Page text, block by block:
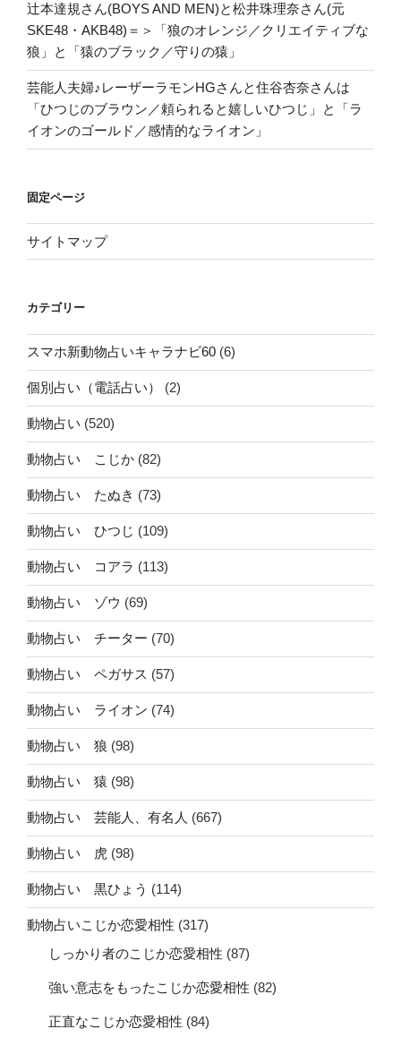
辻本達規さん(BOYS AND MEN)と松井珠理奈さん(元
SKE48・AKB48)＝＞「狼のオレンジ／クリエイティブな
狼」と「猿のブラック／守りの猿」
芸能人夫婦♪レーザーラモンHGさんと住谷杏奈さんは
「ひつじのブラウン／頼られると嬉しいひつじ」と「ラ
イオンのゴールド／感情的なライオン」
固定ページ
サイトマップ
カテゴリー
スマホ新動物占いキャラナビ60 (6)
個別占い（電話占い） (2)
動物占い (520)
動物占い こじか (82)
動物占い たぬき (73)
動物占い ひつじ (109)
動物占い コアラ (113)
動物占い ゾウ (69)
動物占い チーター (70)
動物占い ペガサス (57)
動物占い ライオン (74)
動物占い 狼 (98)
動物占い 猿 (98)
動物占い 芸能人、有名人 (667)
動物占い 虎 (98)
動物占い 黒ひょう (114)
動物占いこじか恋愛相性 (317)
しっかり者のこじか恋愛相性 (87)
強い意志をもったこじか恋愛相性 (82)
正直なこじか恋愛相性 (84)